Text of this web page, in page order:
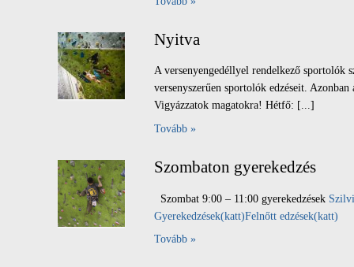
Nyitva
A versenyengedéllyel rendelkező sportolók
versenyszerűen sportolók edzéseit.
Vigyázzatok magatokra! Hétfő: [...]
Tovább »
Szombaton gyerekedzés
Szombat 9:00 – 11:00 gyerekedzések
Gyerekedzések(katt)Felnőtt edzések(katt)
Tovább »